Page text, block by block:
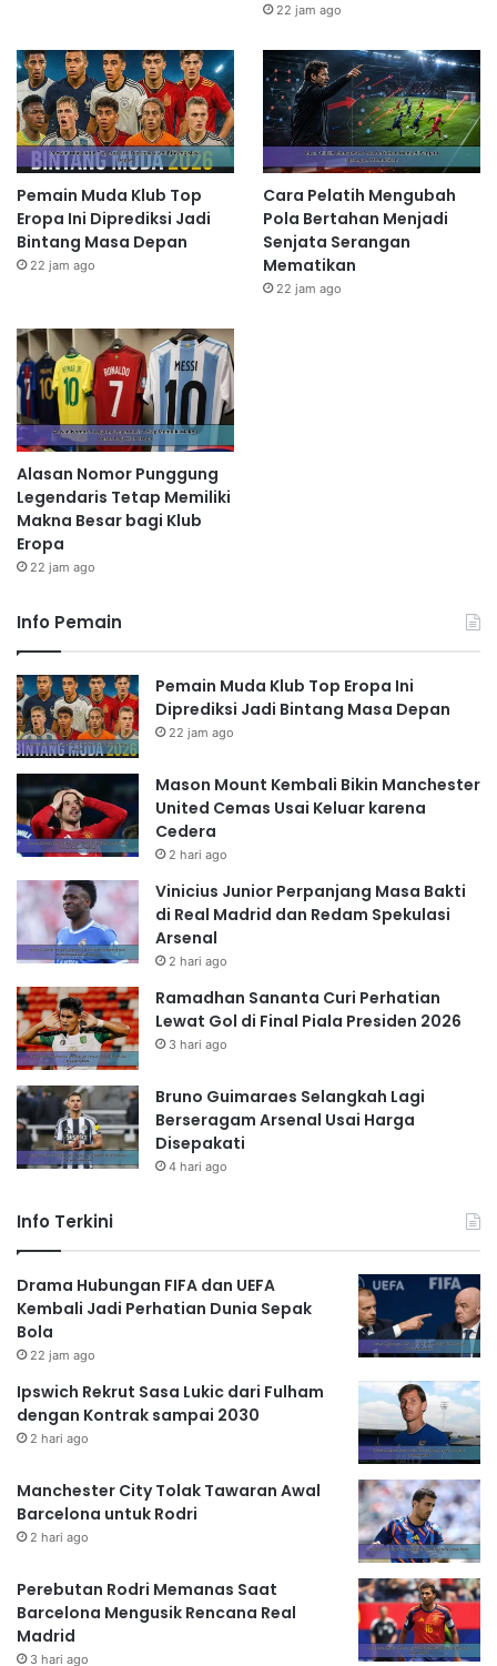
22 jam ago
Pemain Muda Klub Top
Eropa Ini Diprediksi Jadi
Bintang Masa Depan
22 jam ago
Cara Pelatih Mengubah
Pola Bertahan Menjadi
Senjata Serangan
Mematikan
22 jam ago
Alasan Nomor Punggung
Legendaris Tetap Memiliki
Makna Besar bagi Klub
Eropa
22 jam ago
Info Pemain
Pemain Muda Klub Top Eropa Ini
Diprediksi Jadi Bintang Masa Depan
22 jam ago
Mason Mount Kembali Bikin Manchester
United Cemas Usai Keluar karena
Cedera
2 hari ago
Vinicius Junior Perpanjang Masa Bakti
di Real Madrid dan Redam Spekulasi
Arsenal
2 hari ago
Ramadhan Sananta Curi Perhatian
Lewat Gol di Final Piala Presiden 2026
3 hari ago
Bruno Guimaraes Selangkah Lagi
Berseragam Arsenal Usai Harga
Disepakati
4 hari ago
Info Terkini
Drama Hubungan FIFA dan UEFA
Kembali Jadi Perhatian Dunia Sepak
Bola
22 jam ago
Ipswich Rekrut Sasa Lukic dari Fulham
dengan Kontrak sampai 2030
2 hari ago
Manchester City Tolak Tawaran Awal
Barcelona untuk Rodri
2 hari ago
Perebutan Rodri Memanas Saat
Barcelona Mengusik Rencana Real
Madrid
3 hari ago